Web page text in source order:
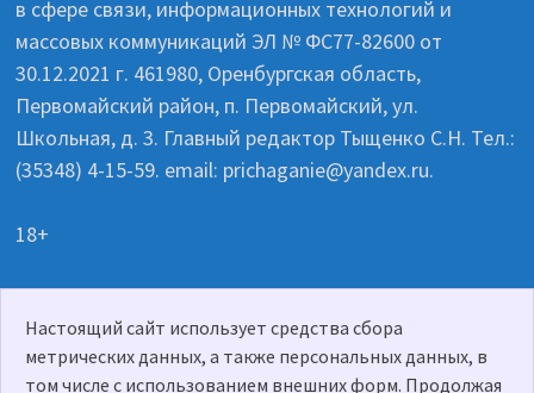
в сфере связи, информационных технологий и
массовых коммуникаций ЭЛ № ФС77-82600 от
30.12.2021 г. 461980, Оренбургская область,
Первомайский район, п. Первомайский, ул.
Школьная, д. 3. Главный редактор Тыщенко С.Н. Тел.:
(35348) 4-15-59. email: prichaganie@yandex.ru.
18+
Политика о персональных данных
Настоящий сайт использует средства сбора
метрических данных, а также персональных данных, в
том числе с использованием внешних форм. Продолжая